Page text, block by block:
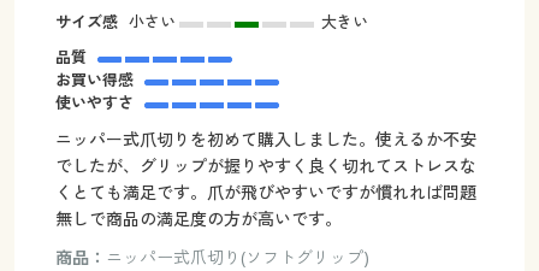
サイズ感 小さい
大きい
品質
お買い得感
使いやすさ
ニッパー式爪切りを初めて購入しました。使えるか不安
でしたが、グリップが握りやすく良く切れてストレスな
くとても満足です。爪が飛びやすいですが慣れれば問題
無しで商品の満足度の方が高いです。
商品： ニッパー式爪切り(ソフトグリップ)